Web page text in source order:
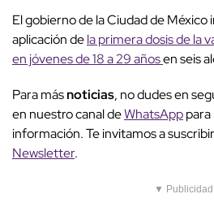
El gobierno de la Ciudad de México
aplicación dela primera dosis de la
en jóvenes de 18 a 29 añosen seis
Para másnoticias, no dudes en
en nuestro canal deWhatsApp
información. Te invitamos a
Newsletter.
▼ Publicidad